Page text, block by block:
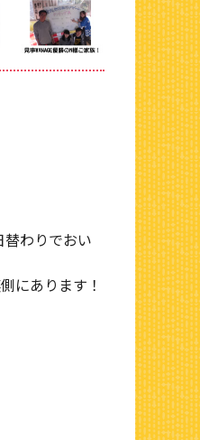
替わりでおい
にあります！